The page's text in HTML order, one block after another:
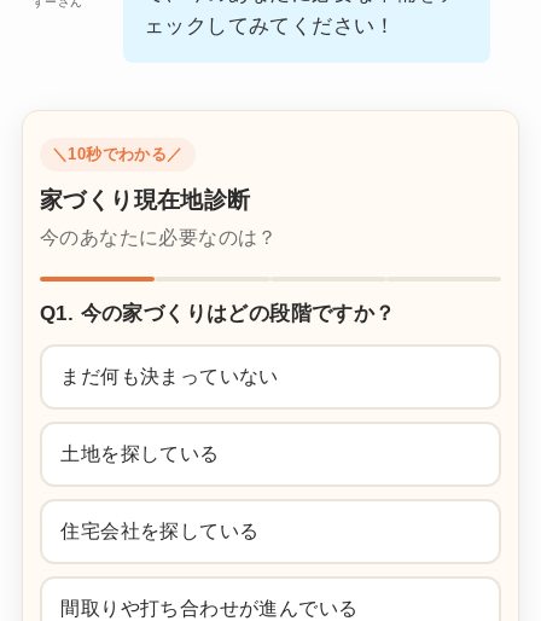
ェックしてみてください！
＼10秒でわかる／
家づくり現在地診断
今のあなたに必要なのは？
Q1. 今の家づくりはどの段階ですか？
まだ何も決まっていない
土地を探している
住宅会社を探している
間取りや打ち合わせが進んでいる